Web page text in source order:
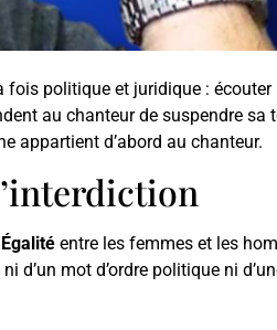
fois politique et juridique : écouter
au chanteur de suspendre sa
appartient d’abord au chanteur.
entre les femmes et les
d’un mot d’ordre politique ni